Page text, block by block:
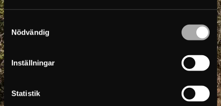
Samtyckesval
Nödvändig
Inställningar
Statistik
Meddelande